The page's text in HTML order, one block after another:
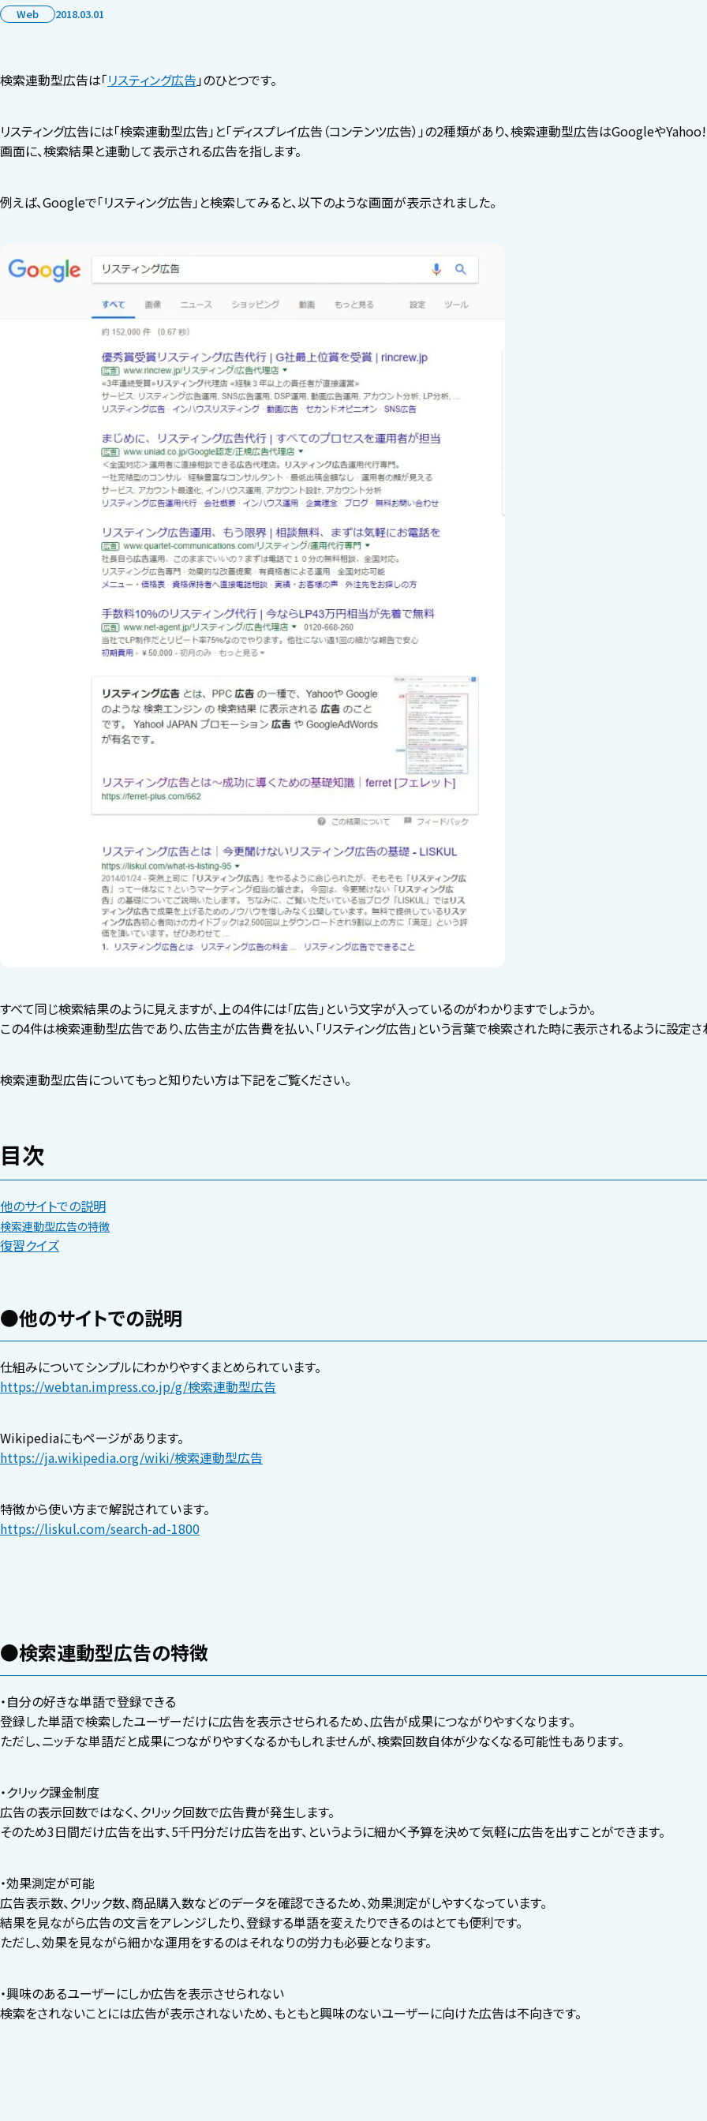
Web 2018.03.01
検索連動型広告は「リスティング広告 」のひとつです。
リスティング広告には「検索連動型広告」と「ディスプレイ広告（コンテンツ広告）」の2種類があり、検索連動型広告はGoogleや
画面に、検索結果と連動して表示される広告を指します。
例えば、Googleで「リスティング広告」と検索してみると、以下のような画面が表示されました。
すべて同じ検索結果のように見えますが、上の4件には「広告」という文字が入っているのがわかりますでしょうか。
この4件は検索連動型広告であり、広告主が広告費を払い、「リスティング広告」という言葉で検索された時に表示されるように設定さ
検索連動型広告についてもっと知りたい方は下記をご覧ください。
目次
他のサイトでの説明
検索連動型広告の特徴
復習クイズ
●他のサイトでの説明
仕組みについてシンプルにわかりやすくまとめられています。
https://webtan.impress.co.jp/g/検索連動型広告
Wikipediaにもページがあります。
https://ja.wikipedia.org/wiki/検索連動型広告
特徴から使い方まで解説されています。
https://liskul.com/search-ad-1800
●検索連動型広告の特徴
・自分の好きな単語で登録できる
登録した単語で検索したユーザーだけに広告を表示させられるため、広告が成果につながりやすくなります。
ただし、ニッチな単語だと成果につながりやすくなるかもしれませんが、検索回数自体が少なくなる可能性もあります。
・クリック課金制度
広告の表示回数ではなく、クリック回数で広告費が発生します。
そのため3日間だけ広告を出す、5千円分だけ広告を出す、というように細かく予算を決めて気軽に広告を出すことができます。
・効果測定が可能
広告表示数、クリック数、商品購入数などのデータを確認できるため、効果測定がしやすくなっています。
結果を見ながら広告の文言をアレンジしたり、登録する単語を変えたりできるのはとても便利です。
ただし、効果を見ながら細かな運用をするのはそれなりの労力も必要となります。
・興味のあるユーザーにしか広告を表示させられない
検索をされないことには広告が表示されないため、もともと興味のないユーザーに向けた広告は不向きです。